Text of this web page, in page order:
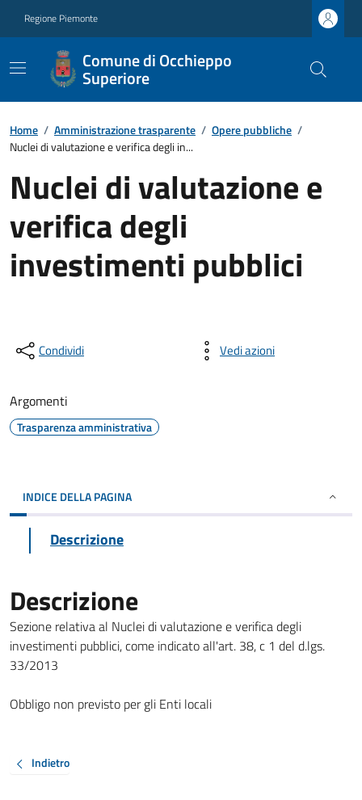
Regione Piemonte
Comune di Occhieppo
Superiore
Home / Amministrazione trasparente / Opere pubbliche /
Nuclei di valutazione e verifica degli in...
Nuclei di valutazione e
verifica degli
investimenti pubblici
Condividi Vedi azioni
Argomenti
Trasparenza amministrativa
INDICE DELLA PAGINA
Descrizione
Descrizione
Sezione relativa al Nuclei di valutazione e verifica degli
investimenti pubblici, come indicato all'art. 38, c 1 del d.lgs.
33/2013
Obbligo non previsto per gli Enti locali
Indietro